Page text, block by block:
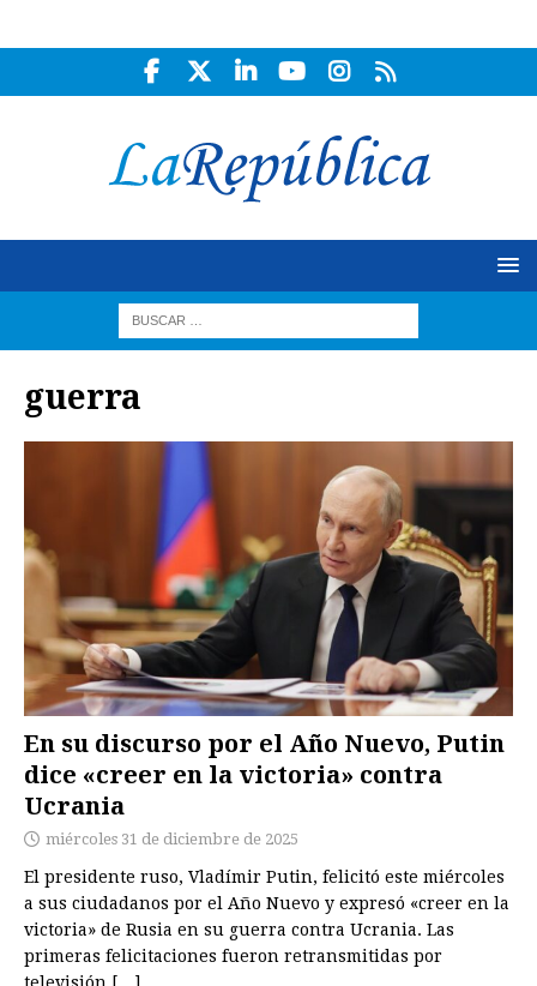
guerra
En su discurso por el Año Nuevo, Putin
dice «creer en la victoria» contra
Ucrania
miércoles 31 de diciembre de 2025
El presidente ruso, Vladímir Putin, felicitó este miércoles
a sus ciudadanos por el Año Nuevo y expresó «creer en la
victoria» de Rusia en su guerra contra Ucrania. Las
primeras felicitaciones fueron retransmitidas por